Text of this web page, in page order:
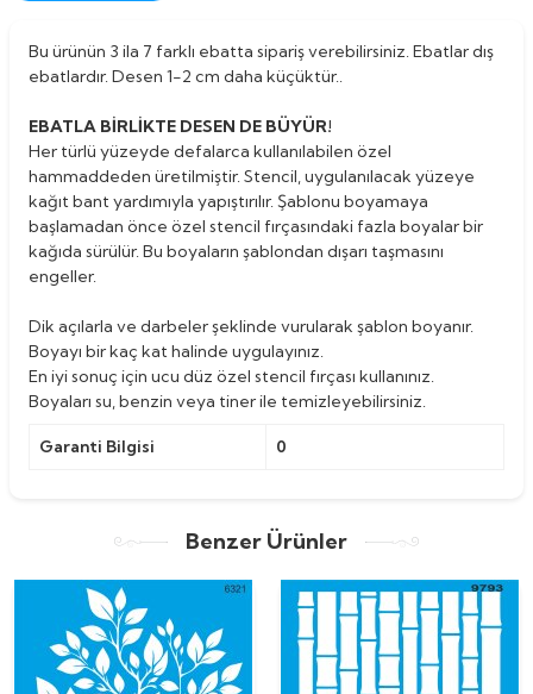
Bu ürünün 3 ila 7 farklı ebatta sipariş verebilirsiniz. Ebatlar dış
ebatlardır. Desen 1-2 cm daha küçüktür..
EBATLA BİRLİKTE DESEN DE BÜYÜR!
Her türlü yüzeyde defalarca kullanılabilen özel
hammaddeden üretilmiştir. Stencil, uygulanılacak yüzeye
kağıt bant yardımıyla yapıştırılır. Şablonu boyamaya
başlamadan önce özel stencil fırçasındaki fazla boyalar bir
kağıda sürülür. Bu boyaların şablondan dışarı taşmasını
engeller.
Dik açılarla ve darbeler şeklinde vurularak şablon boyanır.
Boyayı bir kaç kat halinde uygulayınız.
En iyi sonuç için ucu düz özel stencil fırçası kullanınız.
Boyaları su, benzin veya tiner ile temizleyebilirsiniz.
Garanti Bilgisi 0
Benzer Ürünler